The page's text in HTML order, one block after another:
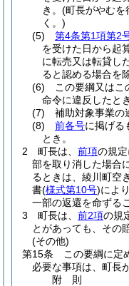
き。 (町長がやむを
く。)
(5)
第4条第1項第2
を受けた日から起
に転売又は転貸し
ると認める場合を
(6)
この要綱又はこ
命令に違反したとき
(7)
補助対象事業の
(8)
前各号に掲げる
とき。
2
町長は、 前項の規
部を取り消した場合
るときは、綾川町空
書(様式第10号)によ
一部の返還を命ずる
3
町長は、 前2項の規
とがあっても、その
(その他)
第15条
この要綱に定
必要な事項は、町長
附 則